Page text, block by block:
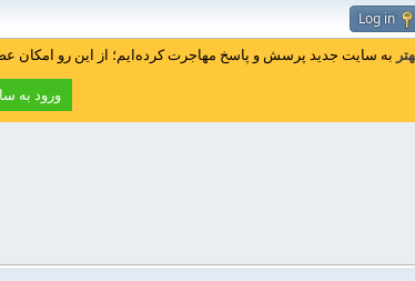
Log in
به سایت جدید پرسش و پاسخ مهاجرت کرده‌ایم؛ از این رو امکان
ورود به